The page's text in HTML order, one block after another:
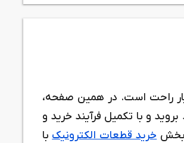
راحت است. در همین صفحه،
و با تکمیل فرآیند خرید و
بخشخرید قطعات الکترونیکبا